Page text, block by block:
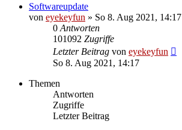
Softwareupdate
von eyekeyfun » So 8. Aug 2021, 14:17
0 Antworten
101092 Zugriffe
Letzter Beitrag von eyekeyfun
So 8. Aug 2021, 14:17
Themen
Antworten
Zugriffe
Letzter Beitrag